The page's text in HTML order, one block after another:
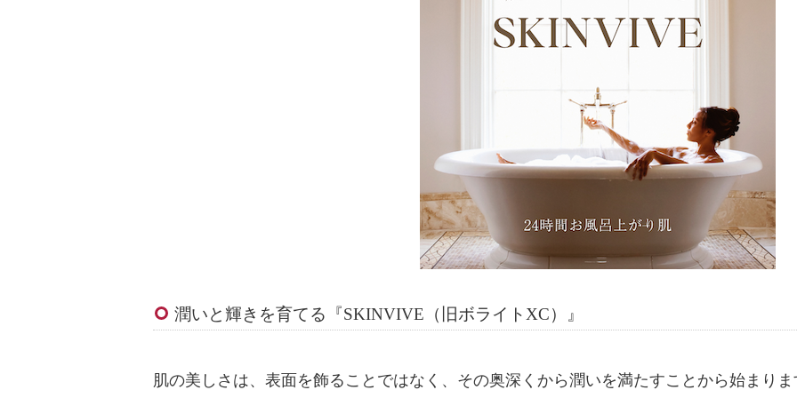
潤いと輝きを育てる『SKINVIVE（旧ボライトXC）』
肌の美しさは、表面を飾ることではなく、その奥深くから潤いを満たすことから始まりま